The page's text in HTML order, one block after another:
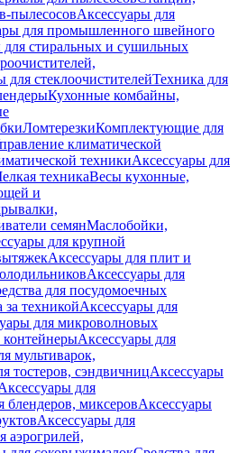
пылесосовАксессуары для
для промышленного швейного
для стиральных и сушильных
для стеклоочистителейТехника для
Кухонные комбайны,
ЛомтерезкиКомплектующие для
климатической
техникиАксессуары для
техникаВесы кухонные,
и
семянМаслобойки,
для крупной
Аксессуары для плит и
Аксессуары для
для посудомоечных
за техникойАксессуары для
для микроволновых
Аксессуары для
мультиварок,
тостеров, сэндвичницАксессуары
для
блендеров, миксеровАксессуары
Аксессуары для
аэрогрилей,